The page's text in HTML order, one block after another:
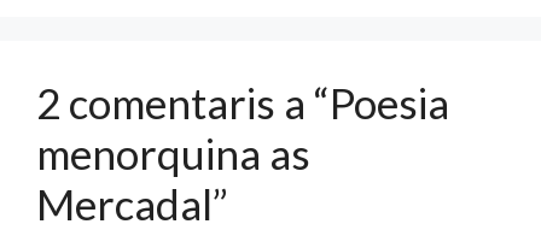
2 comentaris a “Poesia
menorquina as
Mercadal”